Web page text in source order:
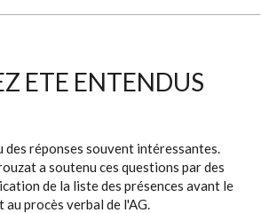
ETE ENTENDUS
des réponses souvent intéressantes.
a soutenu ces questions par des
de la liste des présences avant le
procès verbal de l'AG.